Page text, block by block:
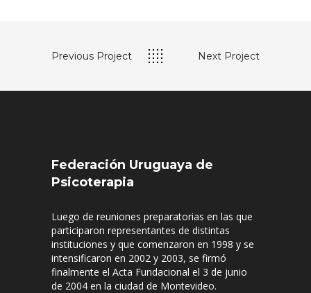
Previous Project Next Project
Federación Uruguaya de
Psicoterapia
Luego de reuniones preparatorias en las que
participaron representantes de distintas
instituciones y que comenzaron en 1998 y se
intensificaron en 2002 y 2003, se firmó
finalmente el Acta Fundacional el 3 de junio
de 2004 en la ciudad de Montevideo.